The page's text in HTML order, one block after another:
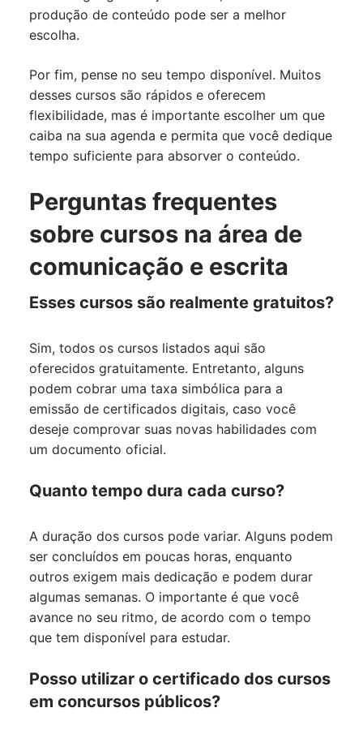
produção de conteúdo pode ser a melhor
escolha.
Por fim, pense no seu tempo disponível. Muitos
desses cursos são rápidos e oferecem
flexibilidade, mas é importante escolher um que
caiba na sua agenda e permita que você dedique
tempo suficiente para absorver o conteúdo.
Perguntas frequentes
sobre cursos na área de
comunicação e escrita
Esses cursos são realmente gratuitos?
Sim, todos os cursos listados aqui são
oferecidos gratuitamente. Entretanto, alguns
podem cobrar uma taxa simbólica para a
emissão de certificados digitais, caso você
deseje comprovar suas novas habilidades com
um documento oficial.
Quanto tempo dura cada curso?
A duração dos cursos pode variar. Alguns podem
ser concluídos em poucas horas, enquanto
outros exigem mais dedicação e podem durar
algumas semanas. O importante é que você
avance no seu ritmo, de acordo com o tempo
que tem disponível para estudar.
Posso utilizar o certificado dos cursos
em concursos públicos?